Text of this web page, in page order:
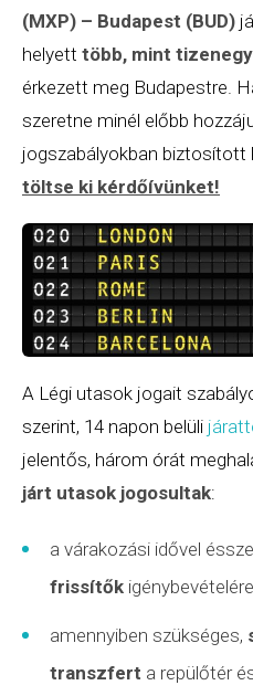
(MXP) – Budapest (BUD)
helyett több, mint
érkezett meg Budapestre.
szeretne minél előbb
jogszabályokban biztosított
töltse ki kérdőívünket!
A Légi utasok jogait
szerint, 14 napon belüli
jelentős, három órát
járt utasok jogosultak:
a várakozási idővel
frissítők igénybevételére.
amennyiben szükséges,
transzfert a repülőtér